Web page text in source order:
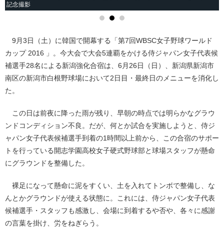
記念撮影
9月3日（土）に韓国で開幕する「第7回WBSC女子野球ワールド
カップ 2016 」。今大会で大会5連覇をかける侍ジャパン女子代表候
補選手28名による新潟強化合宿は、6月26日（日）、新潟県新潟市
南区の新潟市白根野球場において2日目・最終日のメニューを消化し
た。
この日は前夜に降った雨が残り、早朝の時点では明らかなグラウ
ンドコンディション不良。だが、何とか試合を実施しようと、侍ジ
ャパン女子代表候補選手到着の1時間以上前から、この合宿のサポー
トを行っている開志学園高校女子硬式野球部と球場スタッフが懸命
にグラウンドを整備した。
裸足になって懸命に泥をすくい、土を入れてトンボで整備し、な
んとかグラウンドが使える状態に。これには、侍ジャパン女子代表
候補選手・スタッフも感激し、会場に到着するや否や、各々に感謝
の言葉を掛け、労をねぎらう。